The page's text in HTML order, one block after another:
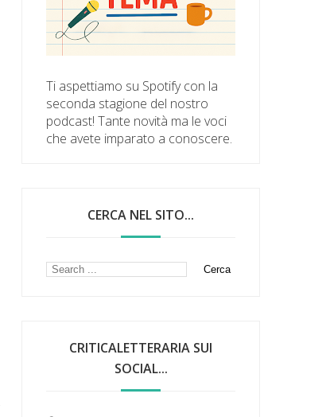
Ti aspettiamo su Spotify con la
seconda stagione del nostro
podcast! Tante novità ma le voci
che avete imparato a conoscere.
CERCA NEL SITO...
CRITICALETTERARIA SUI
SOCIAL...